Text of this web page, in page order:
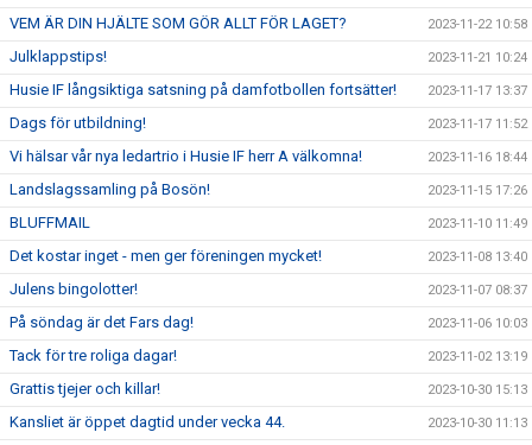
VEM ÄR DIN HJÄLTE SOM GÖR ALLT FÖR LAGET? 2023-11-22 10:58
Julklappstips! 2023-11-21 10:24
Husie IF långsiktiga satsning på damfotbollen fortsätter! 2023-11-17 13:37
Dags för utbildning! 2023-11-17 11:52
Vi hälsar vår nya ledartrio i Husie IF herr A välkomna! 2023-11-16 18:44
Landslagssamling på Bosön! 2023-11-15 17:26
BLUFFMAIL 2023-11-10 11:49
Det kostar inget - men ger föreningen mycket! 2023-11-08 13:40
Julens bingolotter! 2023-11-07 08:37
På söndag är det Fars dag! 2023-11-06 10:03
Tack för tre roliga dagar! 2023-11-02 13:19
Grattis tjejer och killar! 2023-10-30 15:13
Kansliet är öppet dagtid under vecka 44. 2023-10-30 11:13